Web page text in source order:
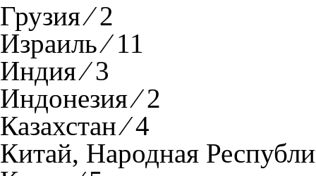
Грузия ⁄ 2
Израиль ⁄ 11
Индия ⁄ 3
Индонезия ⁄ 2
Казахстан ⁄ 4
Китай, Народная